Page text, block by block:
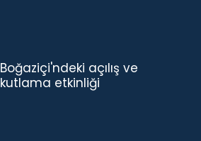
Boğaziçi'ndeki açılış ve
kutlama etkinliği